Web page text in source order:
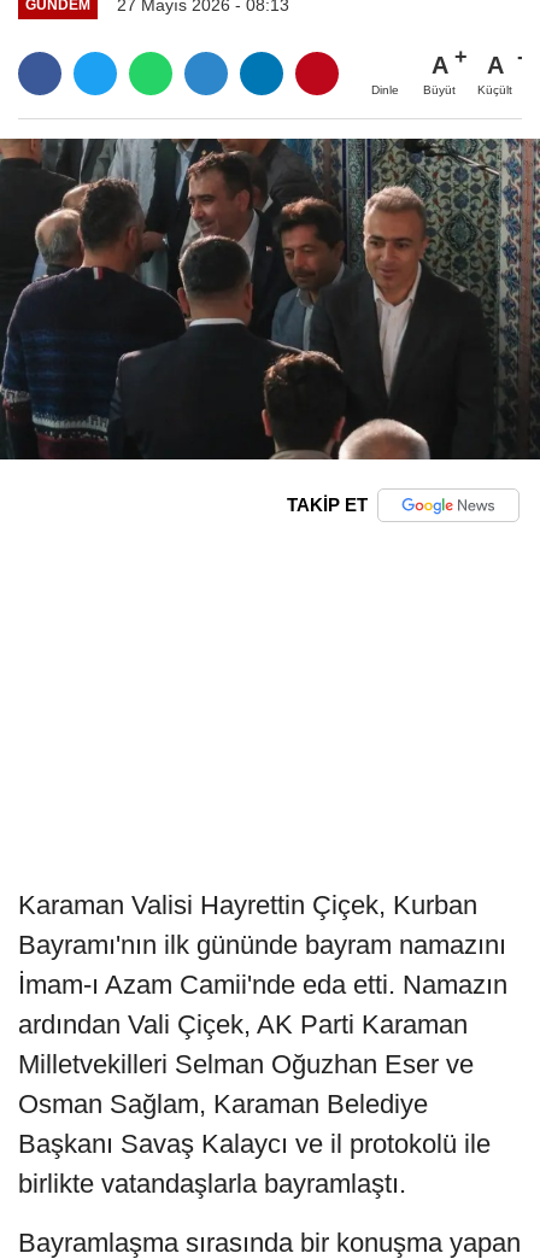
GÜNDEM 27 Mayıs 2026 - 08:13
Dinle
A
Büyüt
A
Küçült
TAKİP ET
Karaman Valisi Hayrettin Çiçek, Kurban
Bayramı'nın ilk gününde bayram namazını
İmam-ı Azam Camii'nde eda etti. Namazın
ardından Vali Çiçek, AK Parti Karaman
Milletvekilleri Selman Oğuzhan Eser ve
Osman Sağlam, Karaman Belediye
Başkanı Savaş Kalaycı ve il protokolü ile
birlikte vatandaşlarla bayramlaştı.
Bayramlaşma sırasında bir konuşma yapan